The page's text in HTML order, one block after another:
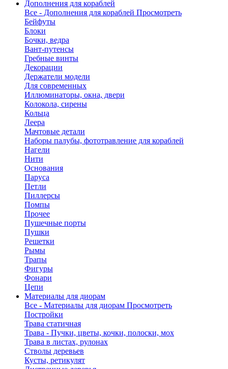
Дополнения для кораблей
Все - Дополнения для кораблей Просмотреть
Бейфуты
Блоки
Бочки, ведра
Вант-путенсы
Гребные винты
Декорации
Держатели модели
Для современных
Иллюминаторы, окна, двери
Колокола, сирены
Кольца
Леера
Мачтовые детали
Наборы палубы, фототравление для кораблей
Нагели
Нити
Основания
Паруса
Петли
Пиллерсы
Помпы
Прочее
Пушечные порты
Пушки
Решетки
Рымы
Трапы
Фигуры
Фонари
Цепи
Материалы для диорам
Все - Материалы для диорам Просмотреть
Постройки
Трава статичная
Трава - Пучки, цветы, кочки, полоски, мох
Трава в листах, рулонах
Стволы деревьев
Кусты, ретикулят